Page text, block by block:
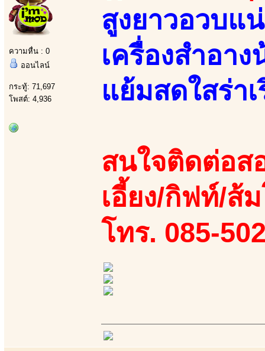
ความหื่น : 0
ออนไลน์
กระทู้: 71,697
โพสต์: 4,936
สูงยาวอวบแ
เครื่องสำอา
แย้มสดใสร่า
สนใจติดต่อส
เอี้ยง/กิฟท์/ส้
โทร. 085-